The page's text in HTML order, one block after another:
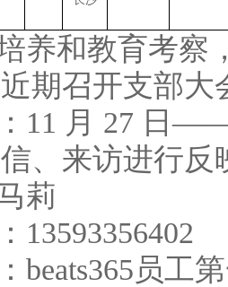
养和教育考察
期召开支部大
11 月 27 日
、来访进行反
莉
13593356402
beats365员工